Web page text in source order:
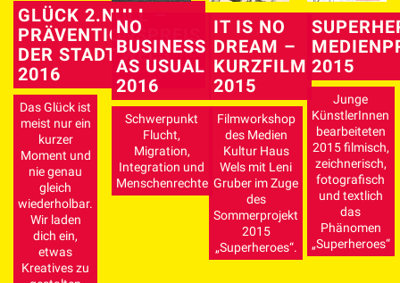
GLÜCK 2.NULL –
PRÄVENTIONSPREIS
DER STADT WELS
2016
Das Glück ist
meist nur ein
kurzer
Moment und
nie genau
gleich
wiederholbar.
Wir laden
dich ein,
etwas
Kreatives zu
NO
BUSINESS
AS USUAL
2016
Schwerpunkt
Flucht,
Migration,
Integration und
Menschenrechte
IT IS NO
DREAM –
KURZFILM
2015
Filmworkshop
des Medien
Kultur Haus
Wels mit Leni
Gruber im Zuge
des
Sommerprojekt
2015
„Superheroes“.
2015
Junge
KünstlerInnen
bearbeiteten
2015 filmisch,
zeichnerisch,
fotografisch
und textlich
das
Phänomen
„Superheroes“